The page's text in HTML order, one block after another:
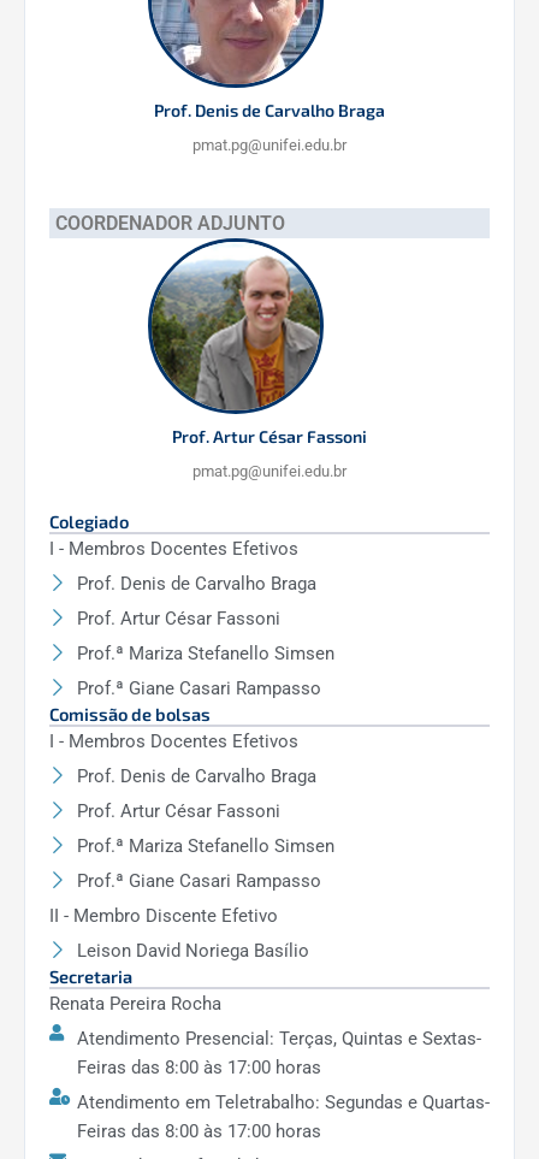
Prof. Denis de Carvalho Braga
pmat.pg@unifei.edu.br
COORDENADOR ADJUNTO
Prof. Artur César Fassoni
pmat.pg@unifei.edu.br
Colegiado
I - Membros Docentes Efetivos
Prof. Denis de Carvalho Braga
Prof. Artur César Fassoni
Prof.ª Mariza Stefanello Simsen
Prof.ª Giane Casari Rampasso
Comissão de bolsas
I - Membros Docentes Efetivos
Prof. Denis de Carvalho Braga
Prof. Artur César Fassoni
Prof.ª Mariza Stefanello Simsen
Prof.ª Giane Casari Rampasso
II - Membro Discente Efetivo
Leison David Noriega Basílio
Secretaria
Renata Pereira Rocha
Atendimento Presencial: Terças, Quintas e Sextas-
Feiras das 8:00 às 17:00 horas
Atendimento em Teletrabalho: Segundas e Quartas-
Feiras das 8:00 às 17:00 horas